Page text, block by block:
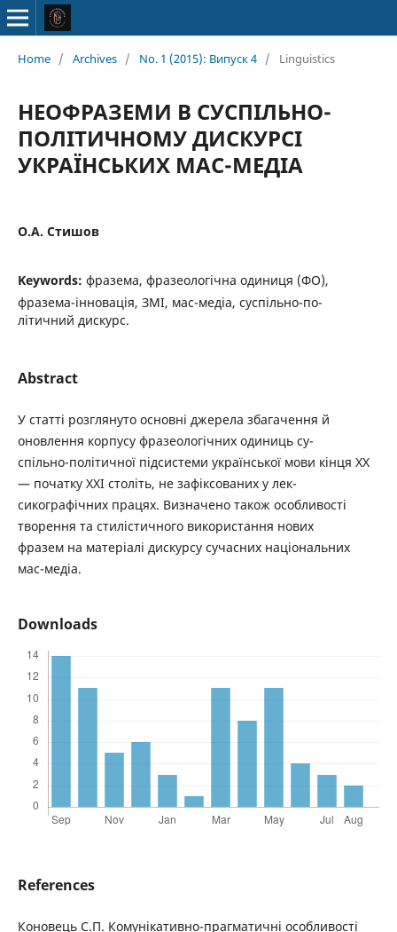
Home / Archives / No. 1 (2015): Випуск 4 / Linguistics
НЕОФРАЗЕМИ В СУСПІЛЬНО-
ПОЛІТИЧНОМУ ДИСКУРСІ
УКРАЇНСЬКИХ МАС-МЕДІА
О.А. Стишов
Keywords: фразема, фразеологічна одиниця (ФО),
фразема-інновація, ЗМІ, мас-медіа, суспільно-по-
літичний дискурс.
Abstract
У статті розглянуто основні джерела збагачення й
оновлення корпусу фразеологічних одиниць су-
спільно-політичної підсистеми української мови кінця ХХ
— початку ХХІ століть, не зафіксованих у лек-
сикографічних працях. Визначено також особливості
творення та стилістичного використання нових
фразем на матеріалі дискурсу сучасних національних
мас-медіа.
Downloads
References
Коновець С.П. Комунікативно-прагматичні особливості